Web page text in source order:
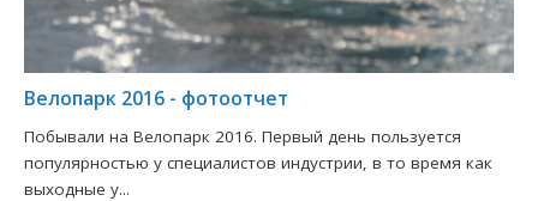
Велопарк 2016 - фотоотчет
Побывали на Велопарк 2016. Первый день пользуется
популярностью у специалистов индустрии, в то время как
выходные у...